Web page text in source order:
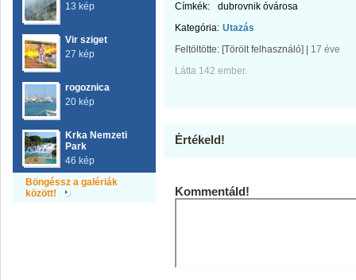
13 kép
Vir sziget
27 kép
rogoznica
20 kép
Krka Nemzeti
Park
46 kép
Böngéssz a galériák
között!
Címkék:
dubrovnik óvárosa
Kategória: Utazás
Feltöltötte: [Törölt felhasználó]
17 éve
Látta 142 ember.
Értékeld!
Kommentáld!